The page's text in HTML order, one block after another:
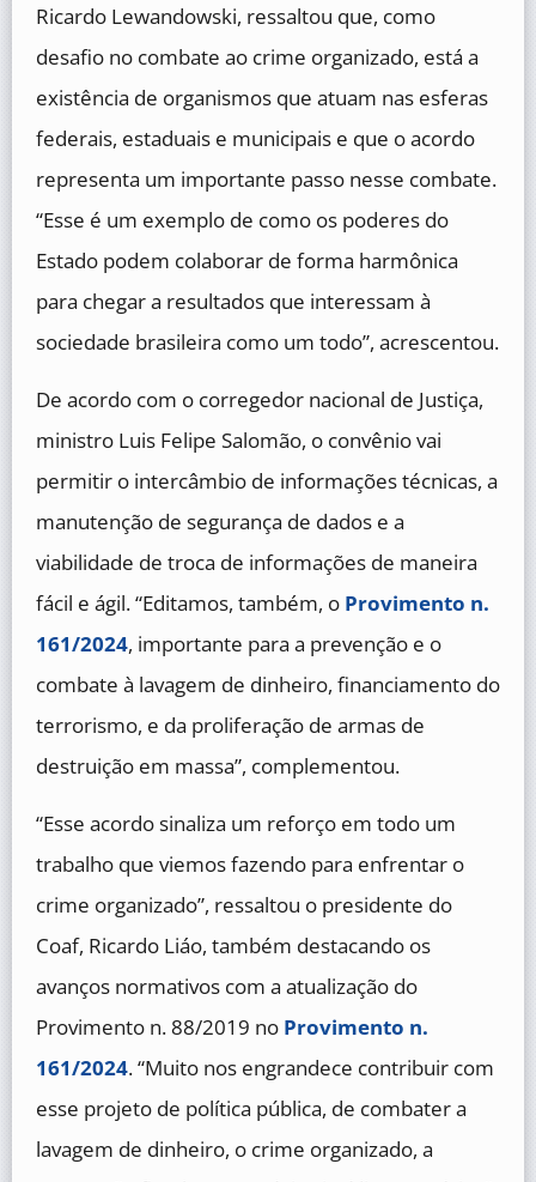
Ricardo Lewandowski, ressaltou que, como
desafio no combate ao crime organizado, está a
existência de organismos que atuam nas esferas
federais, estaduais e municipais e que o acordo
representa um importante passo nesse combate.
“Esse é um exemplo de como os poderes do
Estado podem colaborar de forma harmônica
para chegar a resultados que interessam à
sociedade brasileira como um todo”, acrescentou.
De acordo com o corregedor nacional de Justiça,
ministro Luis Felipe Salomão, o convênio vai
permitir o intercâmbio de informações técnicas, a
manutenção de segurança de dados e a
viabilidade de troca de informações de maneira
fácil e ágil. “Editamos, também, o Provimento n.
161/2024, importante para a prevenção e o
combate à lavagem de dinheiro, financiamento do
terrorismo, e da proliferação de armas de
destruição em massa”, complementou.
“Esse acordo sinaliza um reforço em todo um
trabalho que viemos fazendo para enfrentar o
crime organizado”, ressaltou o presidente do
Coaf, Ricardo Liáo, também destacando os
avanços normativos com a atualização do
Provimento n. 88/2019 no Provimento n.
161/2024. “Muito nos engrandece contribuir com
esse projeto de política pública, de combater a
lavagem de dinheiro, o crime organizado, a